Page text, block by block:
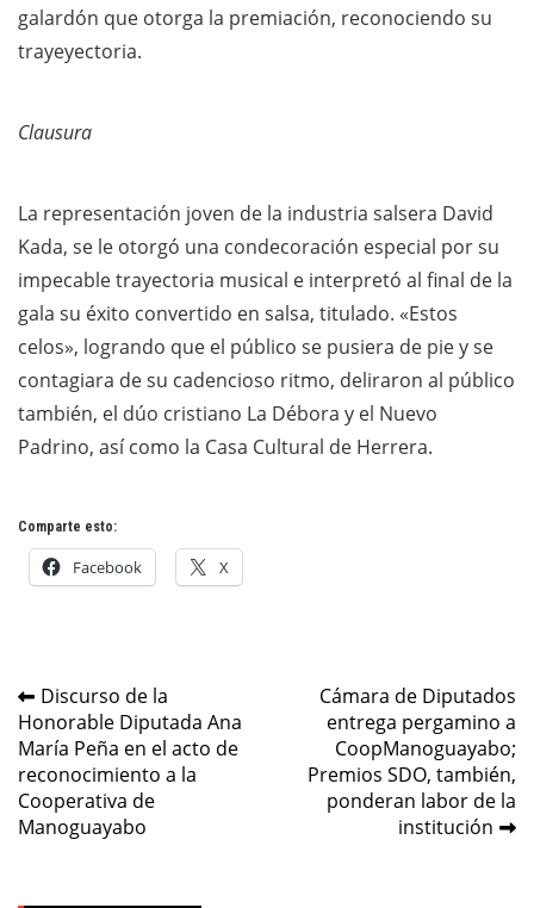
galardón que otorga la premiación, reconociendo su
trayeyectoria.
Clausura
La representación joven de la industria salsera David
Kada, se le otorgó una condecoración especial por su
impecable trayectoria musical e interpretó al final de la
gala su éxito convertido en salsa, titulado. «Estos
celos», logrando que el público se pusiera de pie y se
contagiara de su cadencioso ritmo, deliraron al público
también, el dúo cristiano La Débora y el Nuevo
Padrino, así como la Casa Cultural de Herrera.
Comparte esto:
Facebook X
Navegación
de
entradas
Discurso de la
Honorable Diputada Ana
María Peña en el acto de
reconocimiento a la
Cooperativa de
Manoguayabo
Cámara de Diputados
entrega pergamino a
CoopManoguayabo;
Premios SDO, también,
ponderan labor de la
institución